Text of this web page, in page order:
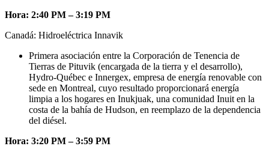
Hora: 2:40 PM – 3:19 PM
Canadá: Hidroeléctrica Innavik
Primera asociación entre la Corporación de Tenencia de
Tierras de Pituvik (encargada de la tierra y el desarrollo),
Hydro-Québec e Innergex, empresa de energía renovable con
sede en Montreal, cuyo resultado proporcionará energía
limpia a los hogares en Inukjuak, una comunidad Inuit en la
costa de la bahía de Hudson, en reemplazo de la dependencia
del diésel.
Hora: 3:20 PM – 3:59 PM